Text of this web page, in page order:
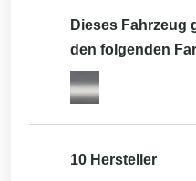
Dieses Fahrzeug
den folgenden
10 Hersteller